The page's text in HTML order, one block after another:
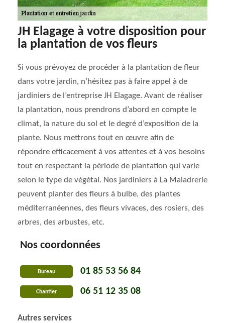
JH Elagage à votre disposition pour
la plantation de vos fleurs
Si vous prévoyez de procéder à la plantation de fleur
dans votre jardin, n’hésitez pas à faire appel à de
jardiniers de l’entreprise JH Elagage. Avant de réaliser
la plantation, nous prendrons d’abord en compte le
climat, la nature du sol et le degré d’exposition de la
plante. Nous mettrons tout en œuvre afin de
répondre efficacement à vos attentes et à vos besoins
tout en respectant la période de plantation qui varie
selon le type de végétal. Nos jardiniers à La Maladrerie
peuvent planter des fleurs à bulbe, des plantes
méditerranéennes, des fleurs vivaces, des rosiers, des
arbres, des arbustes, etc.
Nos coordonnées
Bureau 01 85 53 56 84
Chantier 06 51 12 35 08
Autres services